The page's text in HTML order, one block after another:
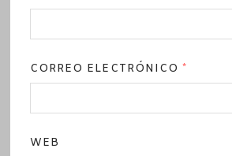
CORREO ELECTRÓNICO*
WEB